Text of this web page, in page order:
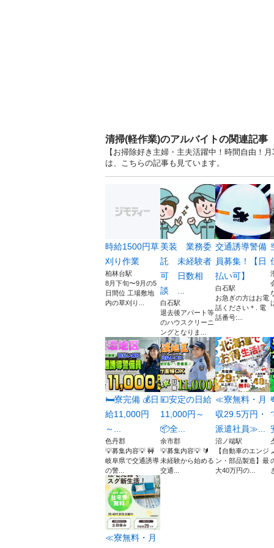
清掃(軽作業)のアルバイトの関連記事
【お掃除好き主婦・主夫活躍中！時間自由！
は、こちらの記事も見ています。
時給1500円草
刈り作業
柏林台駅
8月下旬〜9月の5
日間位 工場敷地
内の草刈り...
美装 業務委
託 未経験者
可 日数相
談 ...
白石駅
退去後アパート等
のハウスクリーニ
ングとなりま...
交通誘導警備
員募集！【日
払い可】
白石駅
お急ぎの方はお電
話ください＊. 電
話番号:...
🛏️寮完備 💰日
給11,000円
～...
色丹郡
💡募集内容💡 🚧
岐阜県で交通誘導
の警...
💴安定の日給
11,000円～
📦全...
余市郡
💡募集内容💡 🔰
未経験から始める
交通...
≪寮無料・月
収29.5万円・
派遣社員≫...
沼ノ端駅
【自動車のエンジ
ン・部品製造】最
大40万円の...
≪寮無料・月